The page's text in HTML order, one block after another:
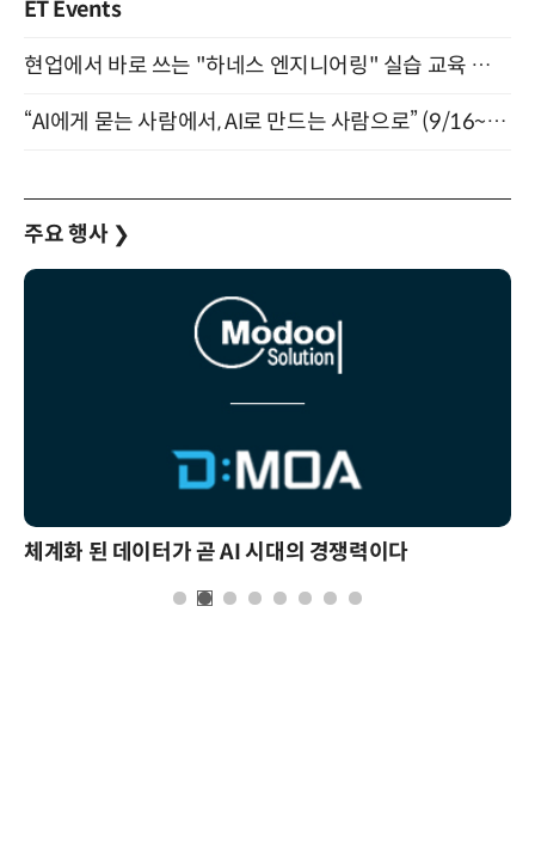
ET Events
현업에서 바로 쓰는 "하네스 엔지니어링" 실습 교육 워크숍 8월 20일 개최
“AI에게 묻는 사람에서, AI로 만드는 사람으로” (9/16~17)
주요 행사 ❯
체계화 된 데이터가 곧 AI 시대의 경쟁력이다